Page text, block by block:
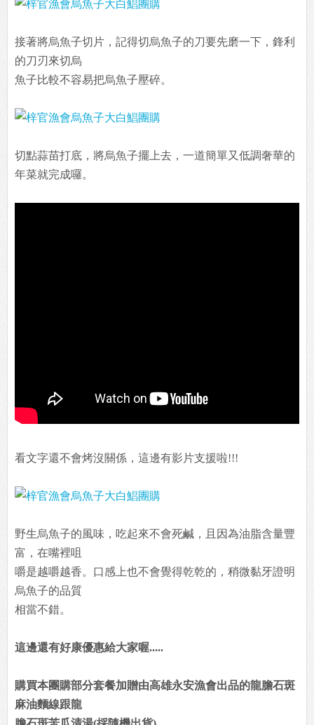
接著將烏魚子切片，記得切烏魚子的刀要先磨一下，鋒利
的刀刃來切烏
魚子比較不容易把烏魚子壓碎。
切點蒜苗打底，將烏魚子擺上去，一道簡單又低調奢華的
年菜就完成囉。
看文字還不會烤沒關係，這邊有影片支援啦!!!
野生烏魚子的風味，吃起來不會死鹹，且因為油脂含量豐
富，在嘴裡咀
嚼是越嚼越香。口感上也不會覺得乾乾的，稍微黏牙證明
烏魚子的品質
相當不錯。
這邊還有好康優惠給大家喔.....
購買本團購部分套餐加贈由高雄永安漁會出品的龍膽石斑
麻油麵線跟龍